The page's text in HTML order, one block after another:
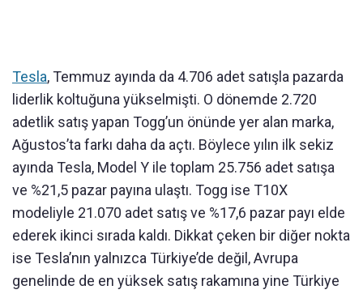
Tesla, Temmuz ayında da 4.706 adet satışla pazarda
liderlik koltuğuna yükselmişti. O dönemde 2.720
adetlik satış yapan Togg’un önünde yer alan marka,
Ağustos’ta farkı daha da açtı. Böylece yılın ilk sekiz
ayında Tesla, Model Y ile toplam 25.756 adet satışa
ve %21,5 pazar payına ulaştı. Togg ise T10X
modeliyle 21.070 adet satış ve %17,6 pazar payı elde
ederek ikinci sırada kaldı. Dikkat çeken bir diğer nokta
ise Tesla’nın yalnızca Türkiye’de değil, Avrupa
genelinde de en yüksek satış rakamına yine Türkiye